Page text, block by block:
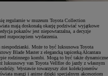
regularnie w muzeum Toyota Collection
mają doskonałą okazję podziwiać wyjątkowe
pokazów jest niepowtarzalna, a decyzje
rozpoczęciem wydarzenia.
niespodzianki. Może to być luksusowa Toyota
Blade Master z elegancką tapicerką Alcantara
rodzinnego kombi. Mogą to być także dynamiczne
luksusowy van Toyota Vellfire do jazdy z własnym
Wystawie towarzyszy zlot kolekcjonerów
mangi i anime dzięki specjalnym akcesoriom